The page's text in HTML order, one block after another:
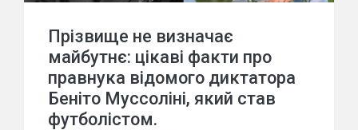
Прізвище не визначає
майбутнє: цікаві факти про
правнука відомого диктатора
Беніто Муссоліні, який став
футболістом.